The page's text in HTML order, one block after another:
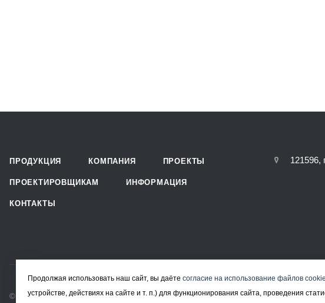
ПРОДУКЦИЯ КОМПАНИЯ ПРОЕКТЫ
ПРОЕКТИРОВЩИКАМ ИНФОРМАЦИЯ
КОНТАКТЫ
121596,
© 2008-2026 Все права защищены.
Продолжая использовать наш сайт, вы даёте согласие на использование файлов cookie
устройстве, действиях на сайте и т. п.) для функционирования сайта, проведения